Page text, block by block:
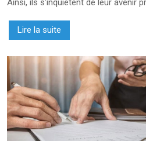
Ainsi, ils s’inquiètent de leur avenir
Lire la suite